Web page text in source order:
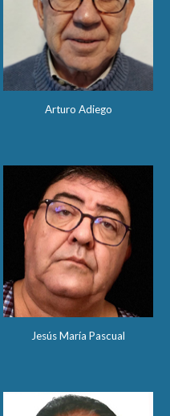
Arturo Adiego
Jesús María Pascual